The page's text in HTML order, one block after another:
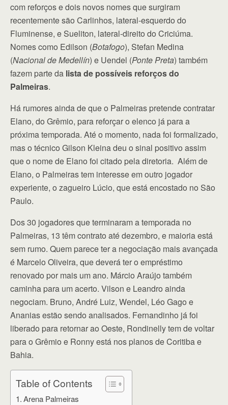
com reforços e dois novos nomes que surgiram
recentemente são Carlinhos, lateral-esquerdo do
Fluminense, e Sueliton, lateral-direito do Criciúma.
Nomes como Edilson (Botafogo), Stefan Medina
(Nacional de Medellín) e Uendel (Ponte Preta) também
fazem parte da lista de possíveis reforços do
Palmeiras.
Há rumores ainda de que o Palmeiras pretende contratar
Elano, do Grêmio, para reforçar o elenco já para a
próxima temporada. Até o momento, nada foi formalizado,
mas o técnico Gilson Kleina deu o sinal positivo assim
que o nome de Elano foi citado pela diretoria. Além de
Elano, o Palmeiras tem interesse em outro jogador
experiente, o zagueiro Lúcio, que está encostado no São
Paulo.
Dos 30 jogadores que terminaram a temporada no
Palmeiras, 13 têm contrato até dezembro, e maioria está
sem rumo. Quem parece ter a negociação mais avançada
é Marcelo Oliveira, que deverá ter o empréstimo
renovado por mais um ano. Márcio Araújo também
caminha para um acerto. Vilson e Leandro ainda
negociam. Bruno, André Luiz, Wendel, Léo Gago e
Ananias estão sendo analisados. Fernandinho já foi
liberado para retornar ao Oeste, Rondinelly tem de voltar
para o Grêmio e Ronny está nos planos de Coritiba e
Bahia.
Table of Contents
Arena Palmeiras